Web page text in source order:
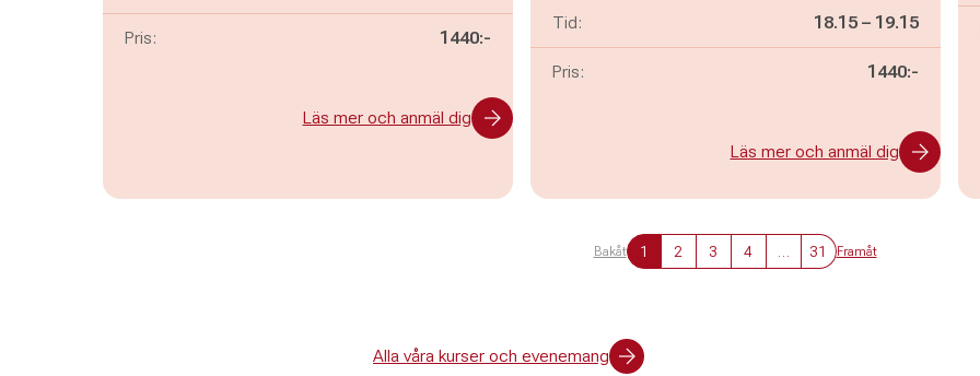
Pris: 1440:-
Läs mer och anmäl dig
Tid: Pågår mellan
18.15 – och
19.15
Pris: 1440:-
Läs mer och anmäl dig
Bakåt 1 2 3 4 31 Framåt
Alla våra kurser och evenemang